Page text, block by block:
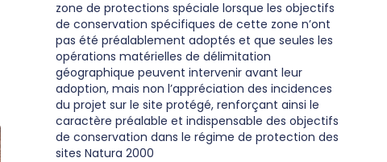
zone de protections spéciale lorsque les objectifs
de conservation spécifiques de cette zone n’ont
pas été préalablement adoptés et que seules les
opérations matérielles de délimitation
géographique peuvent intervenir avant leur
adoption, mais non l’appréciation des incidences
du projet sur le site protégé, renforçant ainsi le
caractère préalable et indispensable des objectifs
de conservation dans le régime de protection des
sites Natura 2000